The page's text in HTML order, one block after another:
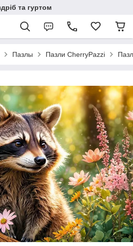
та гуртом
Пазлы Пазли CherryPazzi